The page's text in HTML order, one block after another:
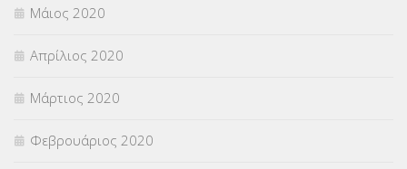
Μάιος 2020
Απρίλιος 2020
Μάρτιος 2020
Φεβρουάριος 2020